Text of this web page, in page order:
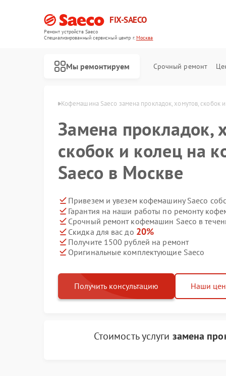
FIX-SAECO
Ремонт устройств Saeco
Специализированный cервисный центр г.Москва
Мы ремонтируем Срочный ремонт
Кофемашина Saeco замена прокладок, хомутов, скобок
Замена прокладок,
скобок и колец на
Saeco в Москве
Привезем и увезем кофемашину Saeco
Гарантия на наши работы по ремонту
Срочный ремонт кофемашин Saeco в
Скидка для вас до 20%
Получите 1500 рублей на ремонт
Оригинальные комплектующие Saeco
Получить консультацию Наши
Стоимость услуги замена